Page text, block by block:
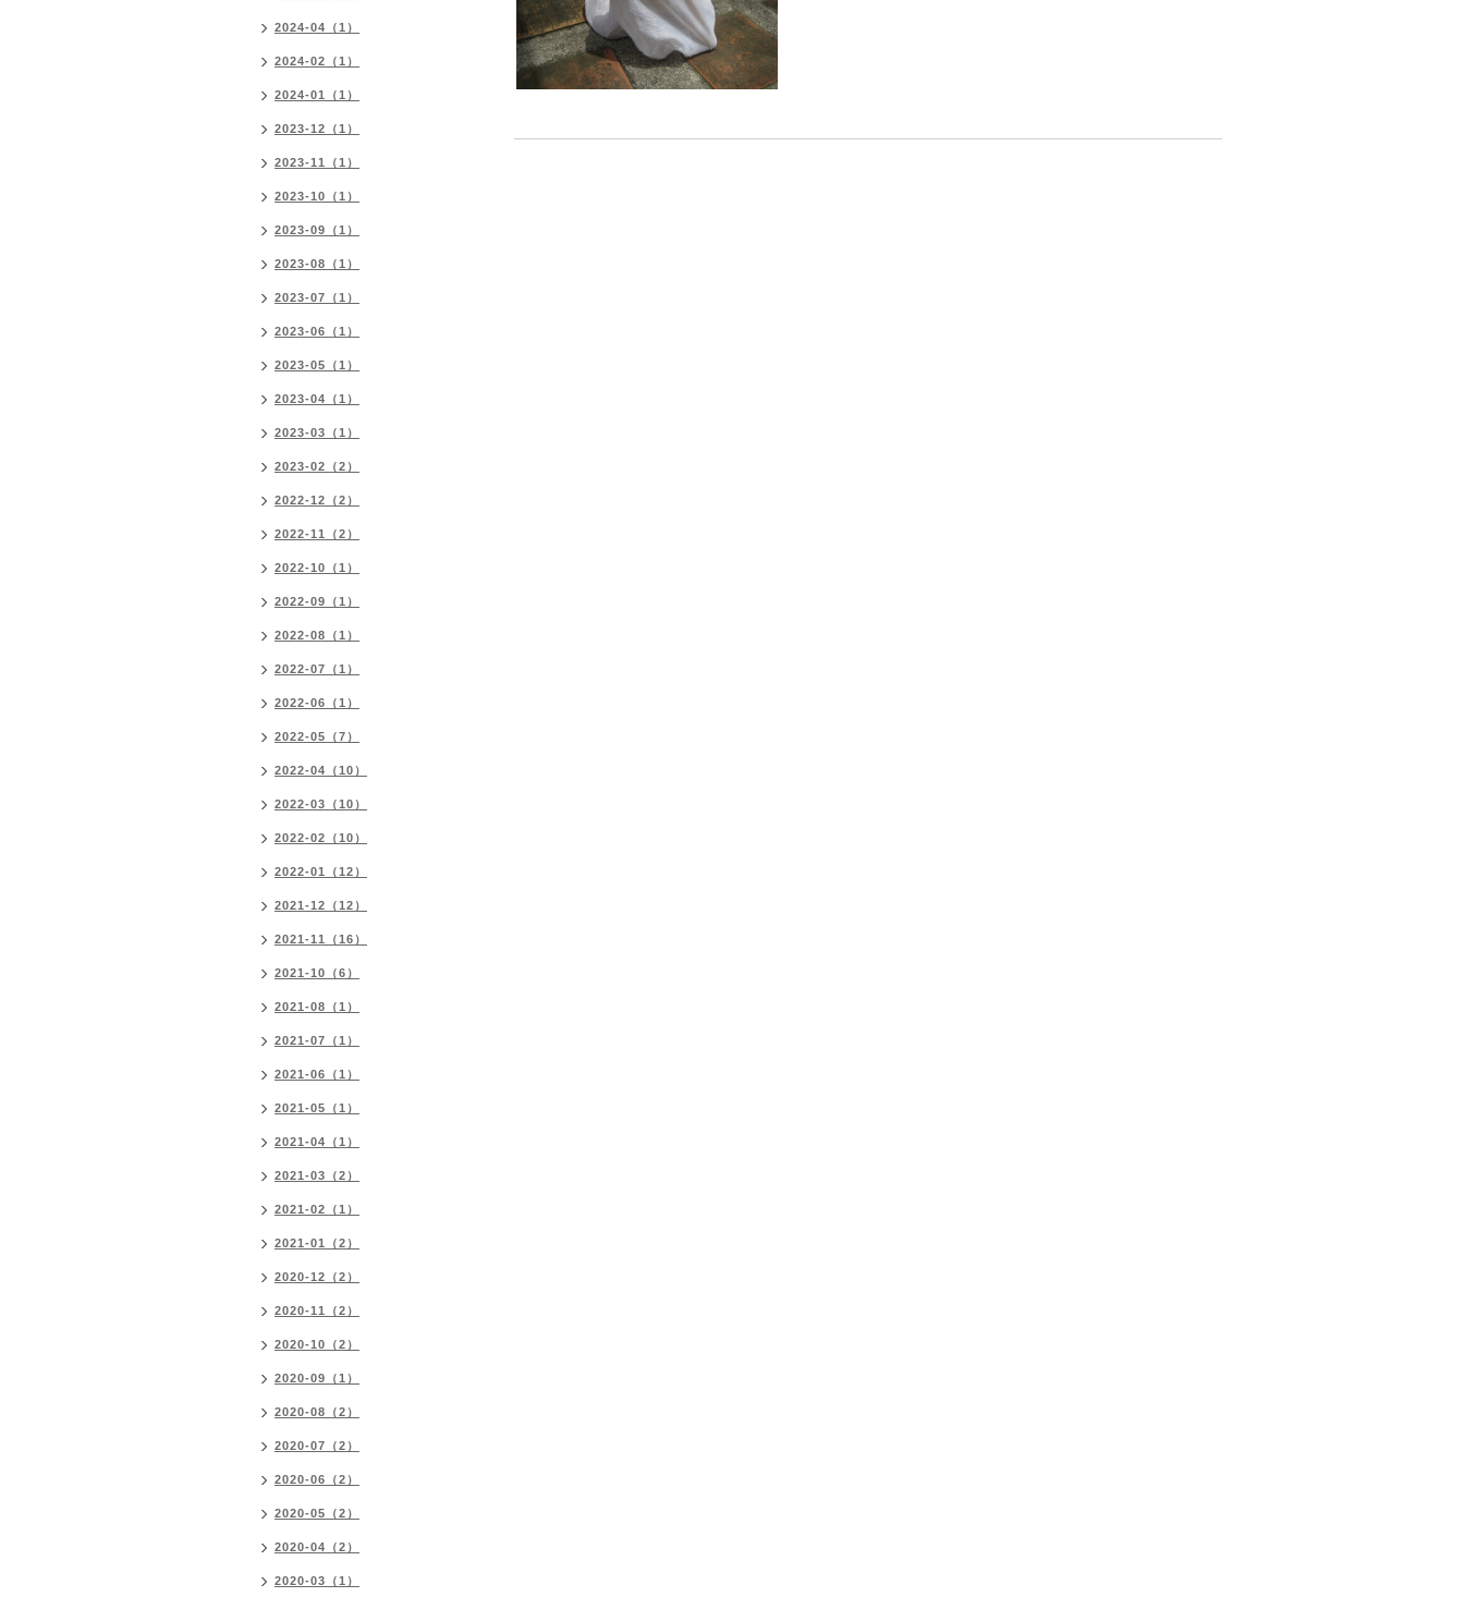
2024-04（1）
2024-02（1）
2024-01（1）
2023-12（1）
2023-11（1）
2023-10（1）
2023-09（1）
2023-08（1）
2023-07（1）
2023-06（1）
2023-05（1）
2023-04（1）
2023-03（1）
2023-02（2）
2022-12（2）
2022-11（2）
2022-10（1）
2022-09（1）
2022-08（1）
2022-07（1）
2022-06（1）
2022-05（7）
2022-04（10）
2022-03（10）
2022-02（10）
2022-01（12）
2021-12（12）
2021-11（16）
2021-10（6）
2021-08（1）
2021-07（1）
2021-06（1）
2021-05（1）
2021-04（1）
2021-03（2）
2021-02（1）
2021-01（2）
2020-12（2）
2020-11（2）
2020-10（2）
2020-09（1）
2020-08（2）
2020-07（2）
2020-06（2）
2020-05（2）
2020-04（2）
2020-03（1）